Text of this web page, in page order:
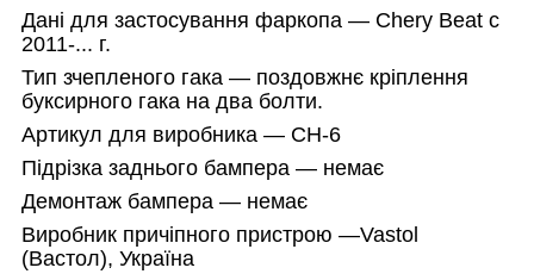
Дані для застосування фаркопа — Chery Beat c
2011-... г.
Тип зчепленого гака — поздовжнє кріплення
буксирного гака на два болти.
Артикул для виробника — CH-6
Підрізка заднього бампера — немає
Демонтаж бампера — немає
Виробник причіпного пристрою —Vastol
(Вастол), Україна